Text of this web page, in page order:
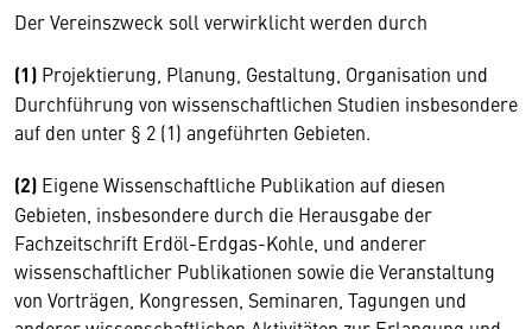
Der Vereinszweck soll verwirklicht werden durch
(1) Projektierung, Planung, Gestaltung, Organisation und
Durchführung von wissenschaftlichen Studien insbesondere
auf den unter § 2 (1) angeführten Gebieten.
(2) Eigene Wissenschaftliche Publikation auf diesen
Gebieten, insbesondere durch die Herausgabe der
Fachzeitschrift Erdöl-Erdgas-Kohle, und anderer
wissenschaftlicher Publikationen sowie die Veranstaltung
von Vorträgen, Kongressen, Seminaren, Tagungen und